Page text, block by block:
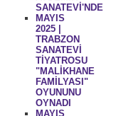
SANATEVİ'NDE
MAYIS
2025 |
TRABZON
SANATEVİ
TİYATROSU
"MALİKHANE
FAMİLYASI"
OYUNUNU
OYNADI
MAYIS